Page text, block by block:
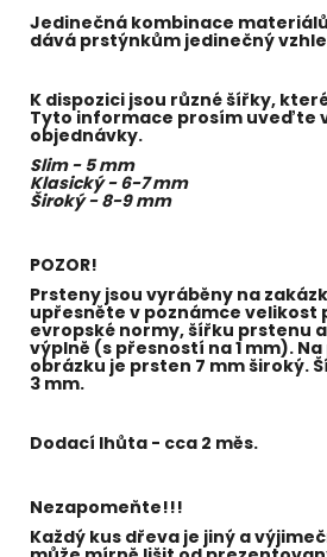
Jedinečná kombinace
dává prstýnkům jedinečný
K dispozici jsou různé šířky,
Tyto informace prosím uveďte
objednávky.
Slim - 5 mm
Klasický - 6-7 mm
Široký - 8-9 mm
POZOR!
Prsteny jsou vyráběny na
upřesněte v poznámce velikost
evropské normy,šířku prstenu
výplně (s přesností na 1 mm).
obrázku je prsten 7 mm široký.
3 mm.
Dodací lhůta - cca 2 měs.
Nezapomeňte!!!
Každý kus dřeva je jiný a